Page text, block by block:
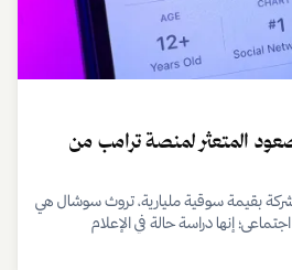
المتعثر لمنصة ترامب من
بقيمة سوقية مليارية، تروث سوشال هي
إنها دراسة حالة في الإعلام